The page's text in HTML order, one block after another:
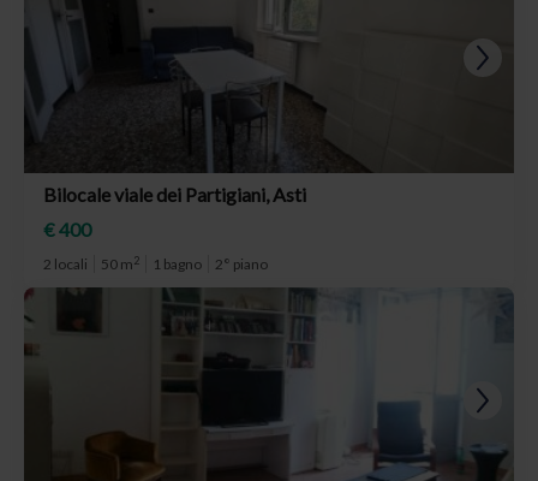
Bilocale viale dei Partigiani, Asti
€ 400
2 locali 50 m2 1 bagno 2° piano